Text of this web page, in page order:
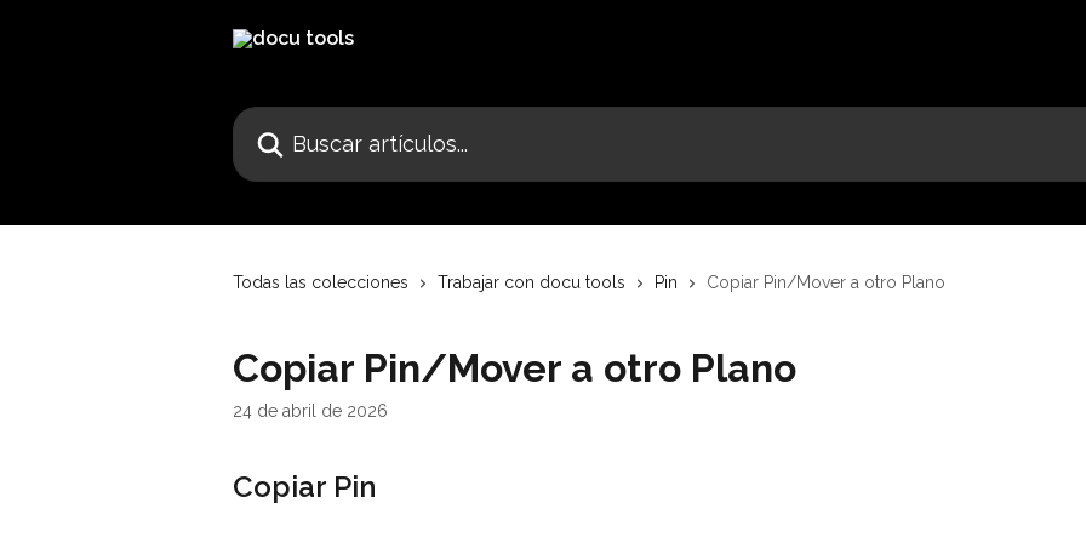
Buscar artículos...
Todas las colecciones Trabajar con docu tools Pin Copiar Pin/Mover a otro Plano
Copiar Pin/Mover a otro Plano
24 de abril de 2026
Copiar Pin